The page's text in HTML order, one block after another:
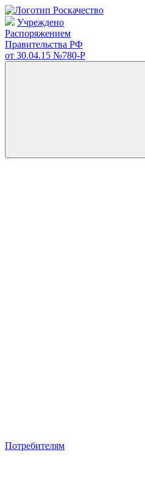
Учреждено
Распоряжением
Правительства РФ
от 30.04.15 №780-Р
Потребителям